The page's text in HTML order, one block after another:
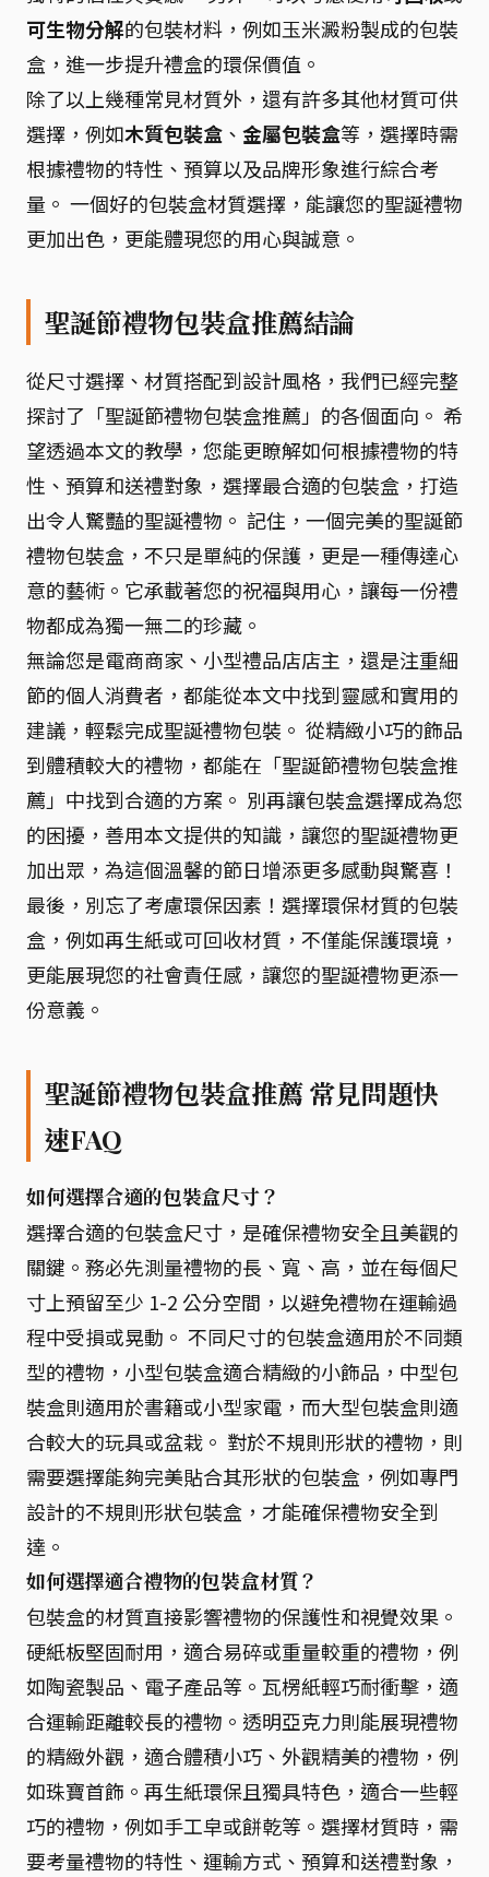
可生物分解的包裝材料，例如玉米澱粉製成的包裝
盒，進一步提升禮盒的環保價值。
除了以上幾種常見材質外，還有許多其他材質可供
選擇，例如木質包裝盒 、 金屬包裝盒等，選擇時需
根據禮物的特性、預算以及品牌形象進行綜合考
量。 一個好的包裝盒材質選擇，能讓您的聖誕禮物
更加出色，更能體現您的用心與誠意。
聖誕節禮物包裝盒推薦結論
從尺寸選擇、材質搭配到設計風格，我們已經完整
探討了「聖誕節禮物包裝盒推薦」的各個面向。 希
望透過本文的教學，您能更瞭解如何根據禮物的特
性、預算和送禮對象，選擇最合適的包裝盒，打造
出令人驚豔的聖誕禮物。 記住，一個完美的聖誕節
禮物包裝盒，不只是單純的保護，更是一種傳達心
意的藝術。它承載著您的祝福與用心，讓每一份禮
物都成為獨一無二的珍藏。
無論您是電商商家、小型禮品店店主，還是注重細
節的個人消費者，都能從本文中找到靈感和實用的
建議，輕鬆完成聖誕禮物包裝。 從精緻小巧的飾品
到體積較大的禮物，都能在「聖誕節禮物包裝盒推
薦」中找到合適的方案。 別再讓包裝盒選擇成為您
的困擾，善用本文提供的知識，讓您的聖誕禮物更
加出眾，為這個溫馨的節日增添更多感動與驚喜！
最後，別忘了考慮環保因素！選擇環保材質的包裝
盒，例如再生紙或可回收材質，不僅能保護環境，
更能展現您的社會責任感，讓您的聖誕禮物更添一
份意義。
聖誕節禮物包裝盒推薦 常見問題快
速FAQ
如何選擇合適的包裝盒尺寸？
選擇合適的包裝盒尺寸，是確保禮物安全且美觀的
關鍵。務必先測量禮物的長、寬、高，並在每個尺
寸上預留至少 1-2 公分空間，以避免禮物在運輸過
程中受損或晃動。 不同尺寸的包裝盒適用於不同類
型的禮物，小型包裝盒適合精緻的小飾品，中型包
裝盒則適用於書籍或小型家電，而大型包裝盒則適
合較大的玩具或盆栽。 對於不規則形狀的禮物，則
需要選擇能夠完美貼合其形狀的包裝盒，例如專門
設計的不規則形狀包裝盒，才能確保禮物安全到
達。
如何選擇適合禮物的包裝盒材質？
包裝盒的材質直接影響禮物的保護性和視覺效果。
硬紙板堅固耐用，適合易碎或重量較重的禮物，例
如陶瓷製品、電子產品等。瓦楞紙輕巧耐衝擊，適
合運輸距離較長的禮物。透明亞克力則能展現禮物
的精緻外觀，適合體積小巧、外觀精美的禮物，例
如珠寶首飾。再生紙環保且獨具特色，適合一些輕
巧的禮物，例如手工皁或餅乾等。選擇材質時，需
要考量禮物的特性、運輸方式、預算和送禮對象，